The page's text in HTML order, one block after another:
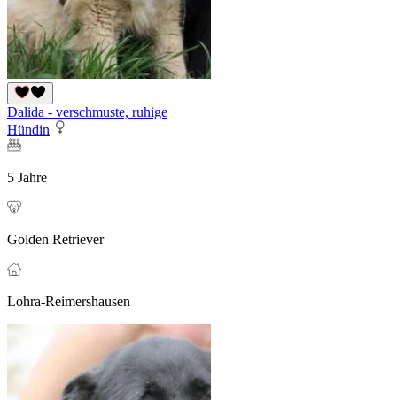
Dalida - verschmuste, ruhige
Hündin
5 Jahre
Golden Retriever
Lohra-Reimershausen